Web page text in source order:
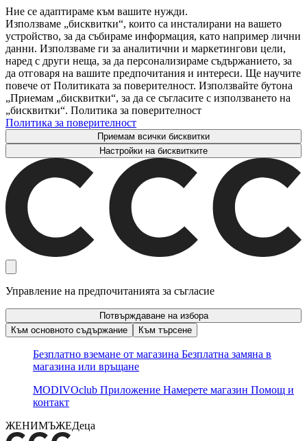
Ние се адаптираме към вашите нужди.
Използваме „бисквитки“, които са инсталирани на вашето
устройство, за да събираме информация, като например лични
данни. Използваме ги за аналитични и маркетингови цели,
наред с други неща, за да персонализираме съдържанието, за
да отговаря на вашите предпочитания и интереси. Ще научите
повече от Политиката за поверителност. Използвайте бутона
„Приемам „бисквитки“, за да се съгласите с използването на
„бисквитки“. Политика за поверителност
Политика за поверителност
Приемам всички бисквитки
Настройки на бисквитките
Управление на предпочитанията за съгласие
Потвърждаване на избора
Към основното съдържание
Към търсене
Безплатно вземане от магазина Безплатна замяна в
магазина или връщане
MODIVOclub Приложение Намерете магазин Помощ и
контакт
ЖЕНИМЪЖЕДеца